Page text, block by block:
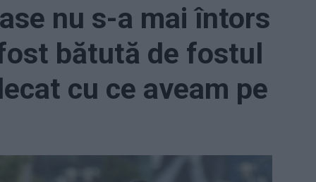
nu s-a mai întors
bătută de fostul
cu ce aveam pe